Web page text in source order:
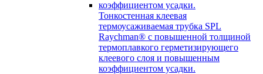
Тонкостенная клеевая
термоусаживаемая трубка SPL
Raychman® с повышенной толщиной
термоплавкого герметизирующего
клеевого слоя и повышенным
коэффициентом усадки.